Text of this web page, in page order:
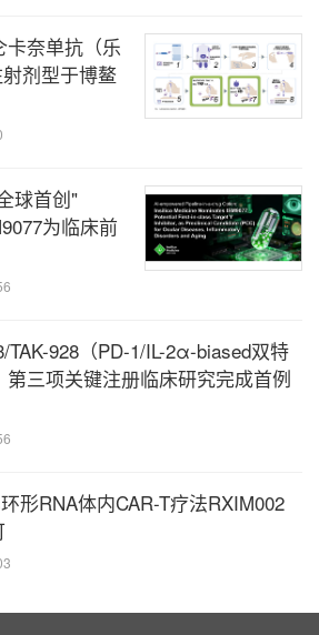
卡奈单抗（乐
剂型于博鳌
球首创"
为临床前
928（PD-1/IL-2α-biased双特
三项关键注册临床研究完成首例
形RNA体内CAR-T疗法RXIM002